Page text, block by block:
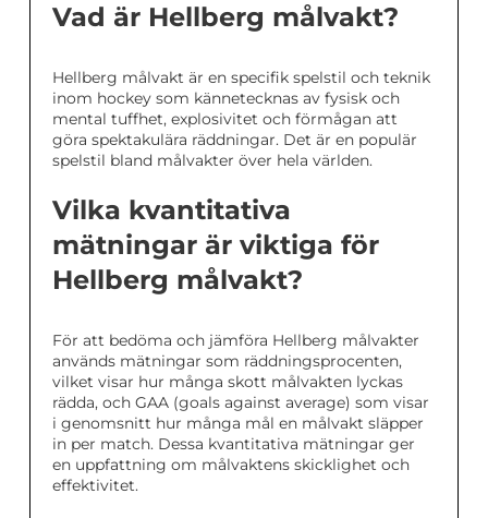
Vad är Hellberg målvakt?
Hellberg målvakt är en specifik spelstil och teknik
inom hockey som kännetecknas av fysisk och
mental tuffhet, explosivitet och förmågan att
göra spektakulära räddningar. Det är en populär
spelstil bland målvakter över hela världen.
Vilka kvantitativa
mätningar är viktiga för
Hellberg målvakt?
För att bedöma och jämföra Hellberg målvakter
används mätningar som räddningsprocenten,
vilket visar hur många skott målvakten lyckas
rädda, och GAA (goals against average) som visar
i genomsnitt hur många mål en målvakt släpper
in per match. Dessa kvantitativa mätningar ger
en uppfattning om målvaktens skicklighet och
effektivitet.